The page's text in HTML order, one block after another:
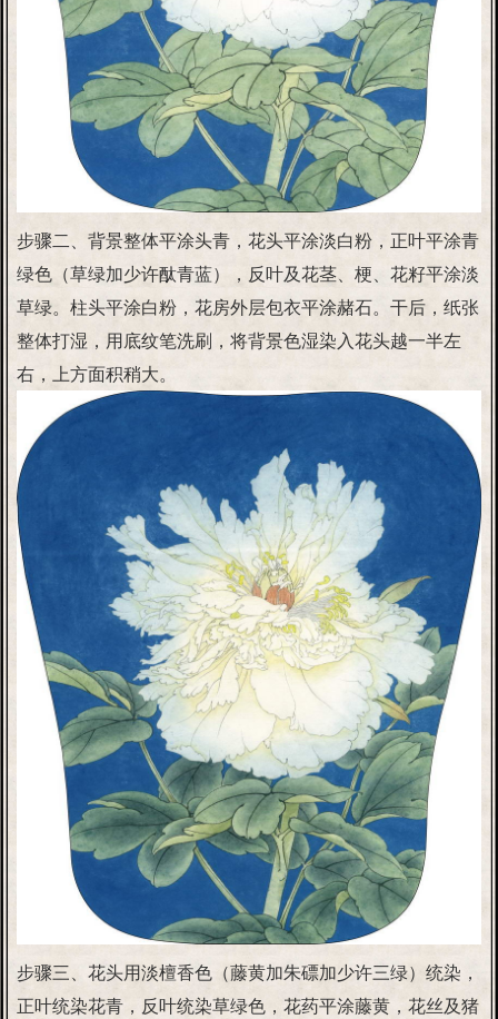
步骤二、背景整体平涂头青，花头平涂淡白粉，正叶平涂青
绿色（草绿加少许酞青蓝），反叶及花茎、梗、花籽平涂淡
草绿。柱头平涂白粉，花房外层包衣平涂赭石。干后，纸张
整体打湿，用底纹笔洗刷，将背景色湿染入花头越一半左
右，上方面积稍大。
步骤三、花头用淡檀香色（藤黄加朱磦加少许三绿）统染，
正叶统染花青，反叶统染草绿色，花药平涂藤黄，花丝及猪